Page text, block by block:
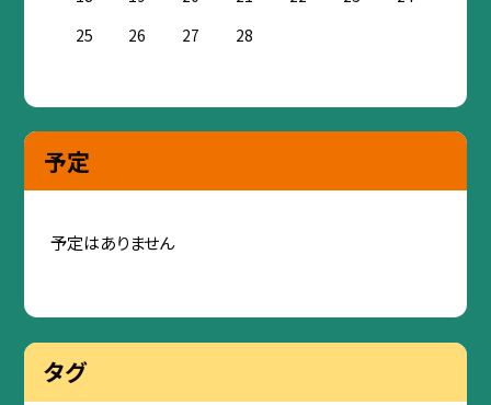
25
26 27 28
予定
予定はありません
タグ